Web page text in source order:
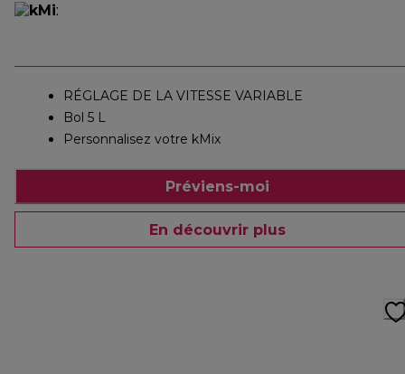
RÉGLAGE DE LA VITESSE VARIABLE
Bol 5 L
Personnalisez votre kMix
Préviens-moi
En découvrir plus